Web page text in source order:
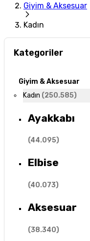
Giyim & Aksesuar
Kadın
Kategoriler
Giyim & Aksesuar
Kadın (250.585)
Ayakkabı
(44.095)
Elbise
(40.073)
Aksesuar
(38.340)